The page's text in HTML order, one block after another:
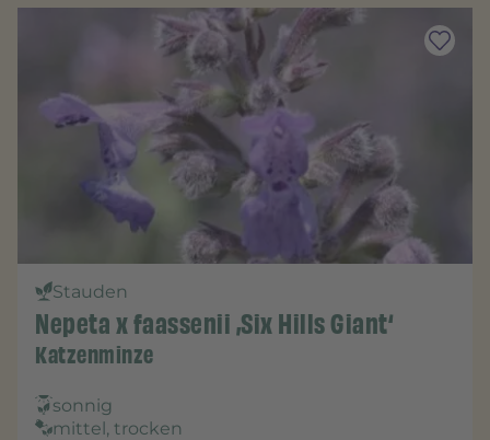
Stauden
Nepeta x faassenii ‚Six Hills Giant‘
Katzenminze
sonnig
mittel, trocken